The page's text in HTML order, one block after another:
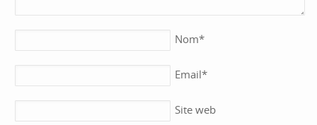
Nom*
Email*
Site web